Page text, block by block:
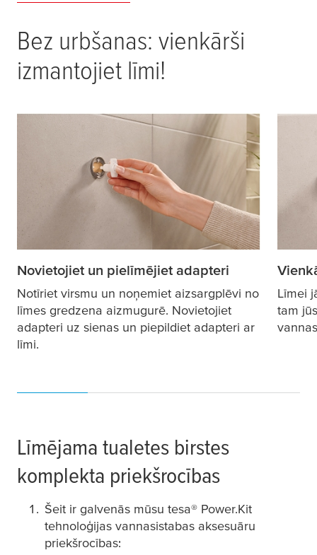
Bez urbšanas: vienkārši
izmantojiet līmi!
Novietojiet un pielīmējiet adapteri
Notīriet virsmu un noņemiet aizsargplēvi no
līmes gredzena aizmugurē. Novietojiet
adapteri uz sienas un piepildiet adapteri ar
līmi.
Līmei
tam
Līmējama tualetes birstes
komplekta priekšrocības
Šeit ir galvenās mūsu tesa® Power.Kit
tehnoloģijas vannasistabas aksesuāru
priekšrocības: